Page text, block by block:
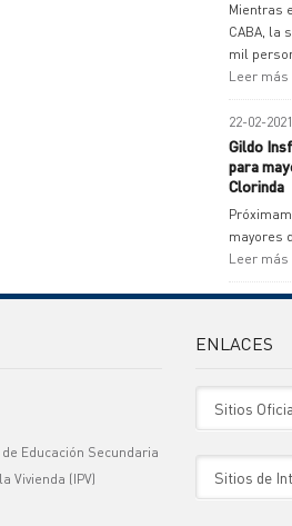
Mientras
CABA, la
mil
Leer más
22-02-2021
Gildo
para
Clorinda
mayores
Leer más
Educación Secundaria
Vivienda (IPV)
ENLACES